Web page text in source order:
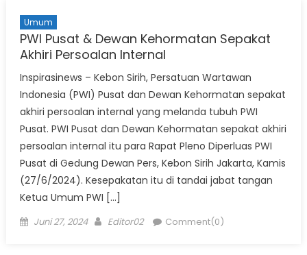
Umum
PWI Pusat & Dewan Kehormatan Sepakat
Akhiri Persoalan Internal
Inspirasinews – Kebon Sirih, Persatuan Wartawan
Indonesia (PWI) Pusat dan Dewan Kehormatan sepakat
akhiri persoalan internal yang melanda tubuh PWI
Pusat. PWI Pusat dan Dewan Kehormatan sepakat akhiri
persoalan internal itu para Rapat Pleno Diperluas PWI
Pusat di Gedung Dewan Pers, Kebon Sirih Jakarta, Kamis
(27/6/2024). Kesepakatan itu di tandai jabat tangan
Ketua Umum PWI […]
Posted
Juni 27, 2024 Author
Editor02 Comment(0)